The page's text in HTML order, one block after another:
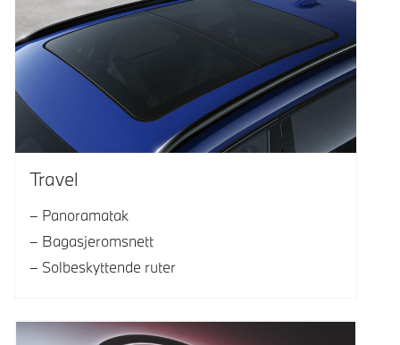
Travel
Panoramatak
Bagasjeromsnett
Solbeskyttende ruter